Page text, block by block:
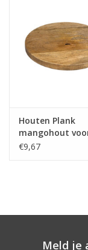
Houten Plank
mangohout
prikkers 20x1,5cm
€9,67
Meld je